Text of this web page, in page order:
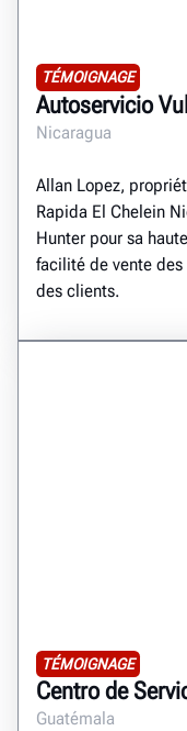
TÉMOIGNAGE
Autoservicio
Nicaragua
Allan Lopez,
Rapida El Chelein
Hunter pour sa
facilité de vente
des clients.
TÉMOIGNAGE
Centro de
Guatémala